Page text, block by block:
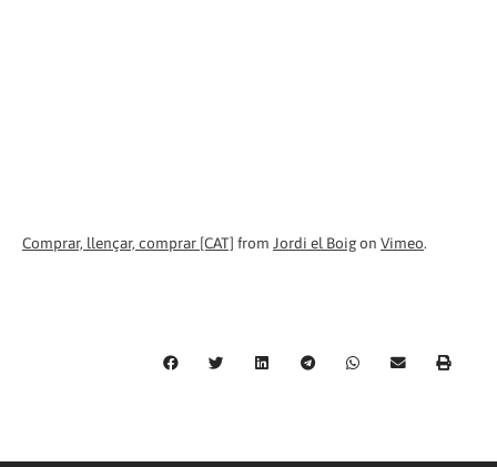
Comprar, llençar, comprar [CAT] from Jordi el Boigon Vimeo.